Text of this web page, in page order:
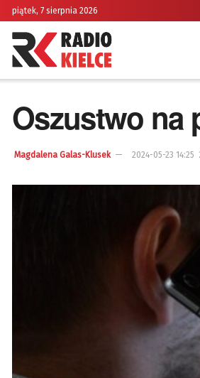
piątek, 7 sierpnia 2026
Oszustwo na
Magdalena Galas-Klusek 2024-05-23 14:25